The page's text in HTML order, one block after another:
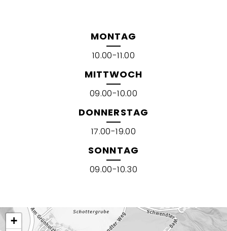
MONTAG
10.00-11.00
MITTWOCH
09.00-10.00
DONNERSTAG
17.00-19.00
SONNTAG
09.00-10.30
+